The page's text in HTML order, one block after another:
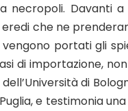
necropoli. Davanti
che ne
portati gli
di importazione,
di
e testimonia